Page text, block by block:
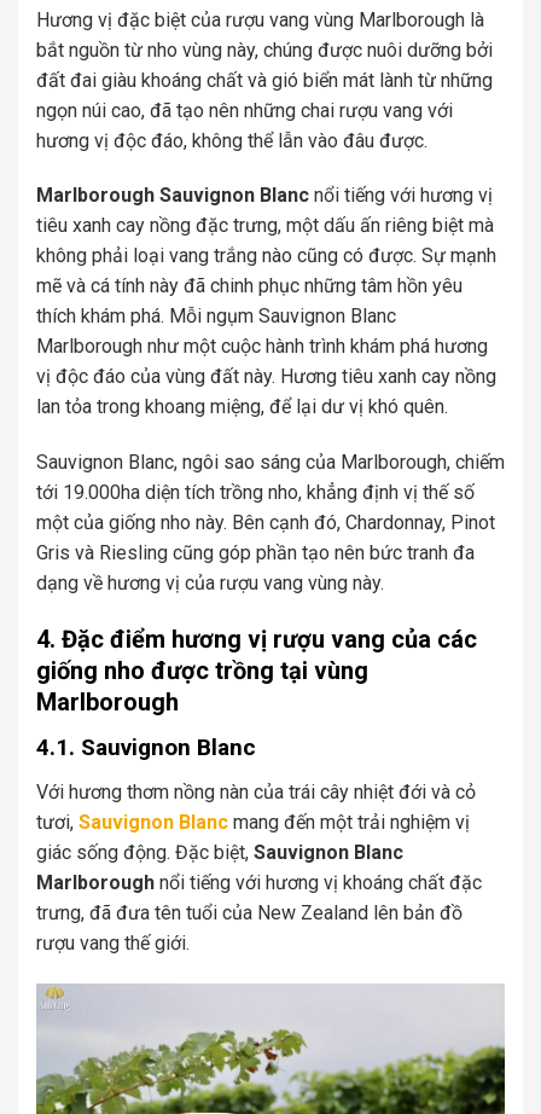
Hương vị đặc biệt của rượu vang vùng Marlborough là
bắt nguồn từ nho vùng này, chúng được nuôi dưỡng bởi
đất đai giàu khoáng chất và gió biển mát lành từ những
ngọn núi cao, đã tạo nên những chai rượu vang với
hương vị độc đáo, không thể lẫn vào đâu được.
Marlborough Sauvignon Blanc nổi tiếng với hương vị
tiêu xanh cay nồng đặc trưng, một dấu ấn riêng biệt mà
không phải loại vang trắng nào cũng có được. Sự mạnh
mẽ và cá tính này đã chinh phục những tâm hồn yêu
thích khám phá. Mỗi ngụm Sauvignon Blanc
Marlborough như một cuộc hành trình khám phá hương
vị độc đáo của vùng đất này. Hương tiêu xanh cay nồng
lan tỏa trong khoang miệng, để lại dư vị khó quên.
Sauvignon Blanc, ngôi sao sáng của Marlborough, chiếm
tới 19.000ha diện tích trồng nho, khẳng định vị thế số
một của giống nho này. Bên cạnh đó, Chardonnay, Pinot
Gris và Riesling cũng góp phần tạo nên bức tranh đa
dạng về hương vị của rượu vang vùng này.
4. Đặc điểm hương vị rượu vang của các
giống nho được trồng tại vùng
Marlborough
4.1. Sauvignon Blanc
Với hương thơm nồng nàn của trái cây nhiệt đới và cỏ
tươi, Sauvignon Blanc mang đến một trải nghiệm vị
giác sống động. Đặc biệt, Sauvignon Blanc
Marlborough nổi tiếng với hương vị khoáng chất đặc
trưng, đã đưa tên tuổi của New Zealand lên bản đồ
rượu vang thế giới.